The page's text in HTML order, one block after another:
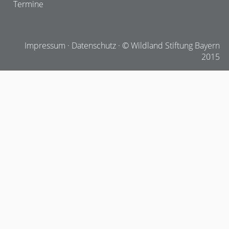
Termine
Impressum · Datenschutz · © Wildland Stiftung Bayern
2015